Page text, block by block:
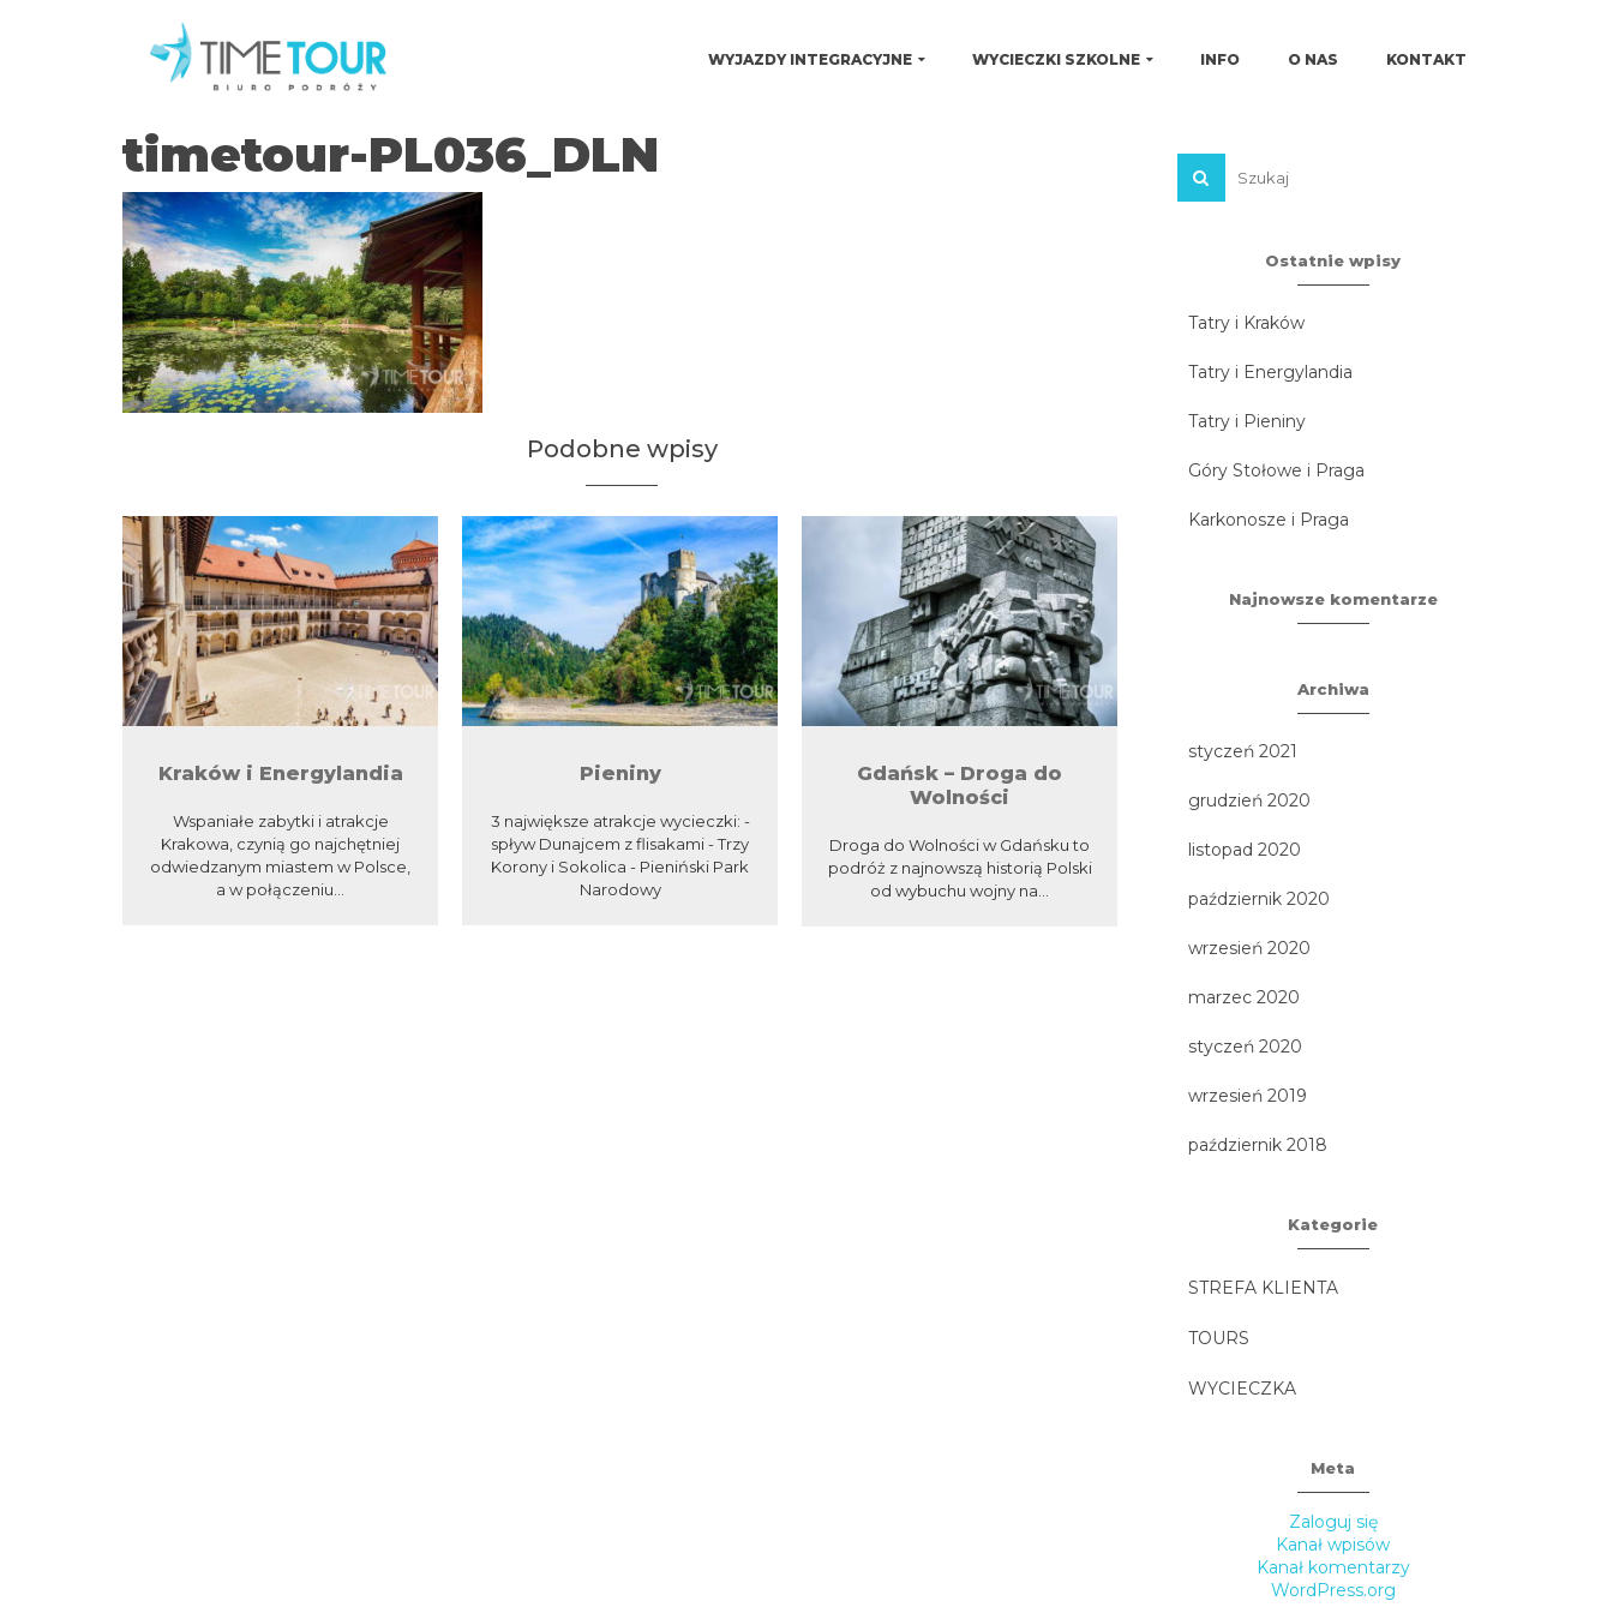
WYJAZDY INTEGRACYJNE WYCIECZKI SZKOLNE INFO O NAS KONTAKT
timetour-PL036_DLN
Podobne wpisy
Kraków i Energylandia
Wspaniałe zabytki i atrakcje
Krakowa, czynią go najchętniej
odwiedzanym miastem w Polsce,
a w połączeniu...
Pieniny
3 największe atrakcje wycieczki: -
spływ Dunajcem z flisakami - Trzy
Korony i Sokolica - Pieniński Park
Narodowy
Gdańsk – Droga do
Wolności
Droga do Wolności w Gdańsku to
podróż z najnowszą historią Polski
od wybuchu wojny na...
WYCIECZKA NR 2
Brak zajawki, ponieważ wpis jest
Ostatnie wpisy
Tatry i Kraków
Tatry i Energylandia
Tatry i Pieniny
Góry Stołowe i Praga
Karkonosze i Praga
Najnowsze komentarze
Archiwa
styczeń 2021
grudzień 2020
listopad 2020
październik 2020
wrzesień 2020
marzec 2020
styczeń 2020
wrzesień 2019
październik 2018
Kategorie
STREFA KLIENTA
TOURS
WYCIECZKA
Meta
Zaloguj się
Kanał wpisów
Kanał komentarzy
WordPress.org